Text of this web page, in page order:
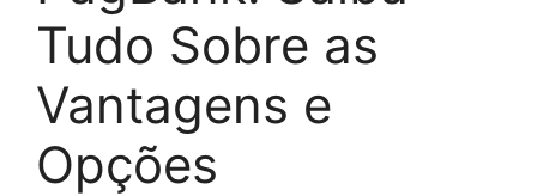
Tudo Sobre as
Vantagens e
Opções